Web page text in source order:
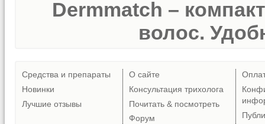
Dermmatch –
волос.
Средства и препараты
Новинки
Лучшие отзывы
О сайте
Консультация трихолога
Почитать & посмотреть
Форум